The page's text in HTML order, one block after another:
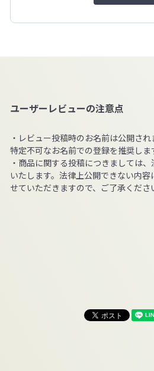
ユーザーレビューの注意点
・レビュー投稿時のお名前は公開さ
特定不可なお名前での登録を推奨しま
・商品に関する投稿につきましては
いたします。法律上公開できない内
せていただきますので、ご了承くださ